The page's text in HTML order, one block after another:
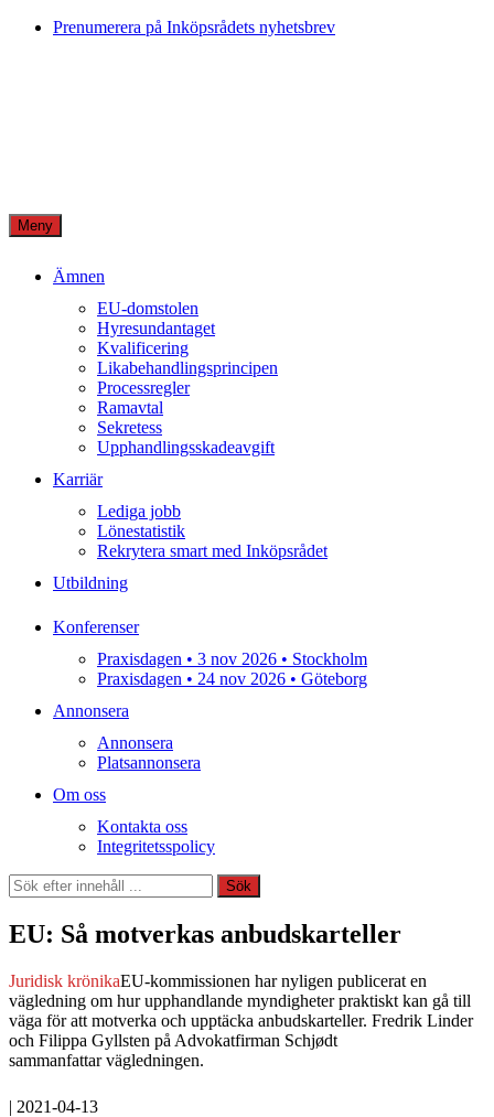
Skip
Prenumerera på Inköpsrådets nyhetsbrev
Meny
Ämnen
EU-domstolen
Hyresundantaget
Kvalificering
Likabehandlingsprincipen
Processregler
Ramavtal
Sekretess
Upphandlingsskadeavgift
Karriär
Lediga jobb
Lönestatistik
Rekrytera smart med Inköpsrådet
Utbildning
Konferenser
Praxisdagen • 3 nov 2026 • Stockholm
Praxisdagen • 24 nov 2026 • Göteborg
Annonsera
Annonsera
Platsannonsera
Om oss
Kontakta oss
Integritetsspolicy
Sök
Sök
EU: Så motverkas anbudskarteller
Juridisk krönikaEU-kommissionen har nyligen publicerat en
vägledning om hur upphandlande myndigheter praktiskt kan gå till
väga för att motverka och upptäcka anbudskarteller. Fredrik Linder
och Filippa Gyllsten på Advokatfirman Schjødt
sammanfattar vägledningen.
| 2021-04-13